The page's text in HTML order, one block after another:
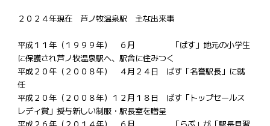
２０２４年現在 芦ノ牧温泉駅 主な出来事
平成１１年（１９９９年） ６月
「ばす」地元の小学生
に保護され芦ノ牧温泉駅へ、駅舎に住みつく
平成２０年（２００８年） ４月２４日 ばす「名誉駅長」に就
任
平成２０年（２００８年）１２月１８日 ばす「トップセールス
レディ賞」授与新しい制服・駅長室を贈呈